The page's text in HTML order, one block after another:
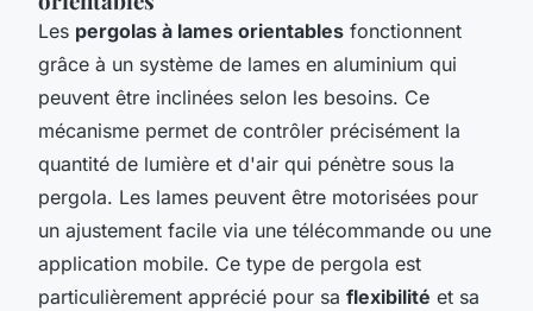
Les pergolas à lames orientables fonctionnent
grâce à un système de lames en aluminium qui
peuvent être inclinées selon les besoins. Ce
mécanisme permet de contrôler précisément la
quantité de lumière et d'air qui pénètre sous la
pergola. Les lames peuvent être motorisées pour
un ajustement facile via une télécommande ou une
application mobile. Ce type de pergola est
particulièrement apprécié pour sa flexibilité et sa